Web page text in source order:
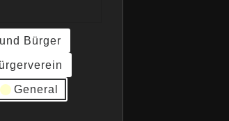
Bürger
General